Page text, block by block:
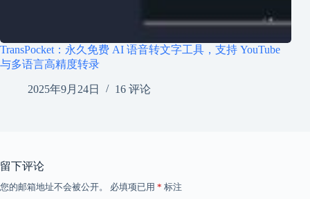
TransPocket：永久免费 AI 语音转文字工具，支持 YouTube
与多语言高精度转录
2025年9月24日 16 评论
留下评论
您的邮箱地址不会被公开。 必填项已用 * 标注